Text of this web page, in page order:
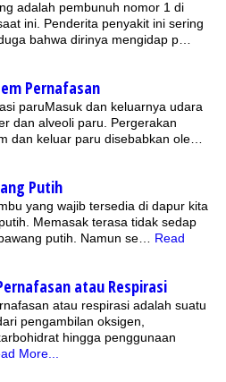
adalah pembunuh nomor 1 di
ini. Penderita penyakit ini sering
bahwa dirinya mengidap p…
Pernafasan
paruMasuk dan keluarnya udara
dan alveoli paru. Pergerakan
dan keluar paru disebabkan ole…
Putih
yang wajib tersedia di dapur kita
Memasak terasa tidak sedap
putih. Namun se… Read
atau Respirasi
atau respirasi adalah suatu
pengambilan oksigen,
hingga penggunaan
More...